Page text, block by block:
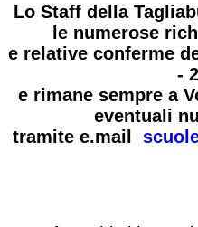
Lo Staff della
le numerose
e relative conferme
-
e rimane sempre a
eventuali
tramite e.mail